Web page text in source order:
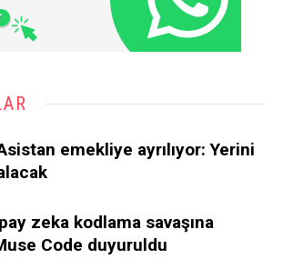
emekliye ayrılıyor: Yerini
zeka kodlama savaşına
Code duyuruldu